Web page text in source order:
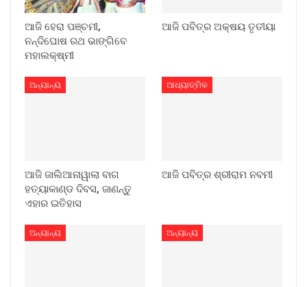
ଆଜି ହେରା ପଞ୍ଚମୀ,
ନନ୍ଦିଘୋଷ ରଥ ଭାଙ୍ଗିବେ
ମହାଲକ୍ଷ୍ମୀ
ଆଜି ପବିତ୍ର ଅକ୍ଷୟ ତୃତୀୟା
ଅନ୍ୟାନ୍ୟ
ଆଜି ଜାଲିଆନାୱାଲା ବାଗ
ହତ୍ୟାକାଣ୍ଡ ଦିବସ, ଜାଣନ୍ତୁ
ଏହାର ଇତିହାସ
ଆଧ୍ୟାତ୍ମିକ
ଆଜି ପବିତ୍ର ଶ୍ରୀରାମ ନବମୀ
ଅନ୍ୟାନ୍ୟ ଅନ୍ୟାନ୍ୟ